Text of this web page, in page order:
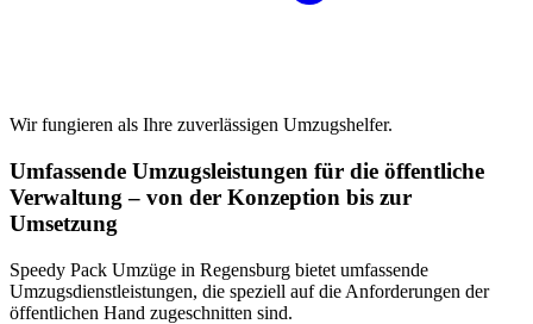
Wir fungieren als Ihre zuverlässigen Umzugshelfer.
Umfassende Umzugsleistungen für die öffentliche
Verwaltung – von der Konzeption bis zur
Umsetzung
Speedy Pack Umzüge in Regensburg bietet umfassende
Umzugsdienstleistungen, die speziell auf die Anforderungen der
öffentlichen Hand zugeschnitten sind.